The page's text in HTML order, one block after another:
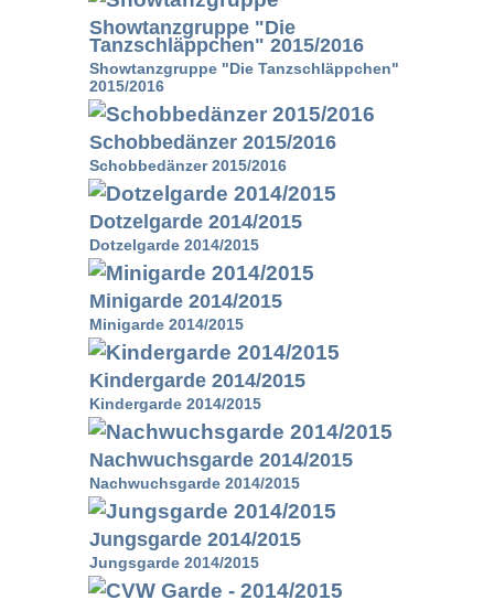
Showtanzgruppe "Die
Tanzschläppchen" 2015/2016
Showtanzgruppe "Die Tanzschläppchen"
2015/2016
Schobbedänzer 2015/2016
Schobbedänzer 2015/2016
Dotzelgarde 2014/2015
Dotzelgarde 2014/2015
Minigarde 2014/2015
Minigarde 2014/2015
Kindergarde 2014/2015
Kindergarde 2014/2015
Nachwuchsgarde 2014/2015
Nachwuchsgarde 2014/2015
Jungsgarde 2014/2015
Jungsgarde 2014/2015